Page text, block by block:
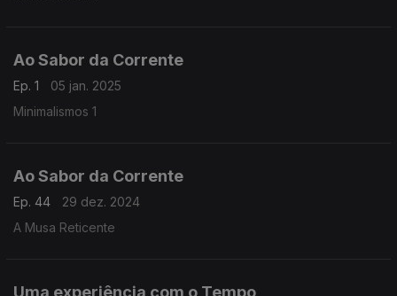
Ao Sabor da Corrente
Ep. 1
05 jan. 2025
Minimalismos 1
Ao Sabor da Corrente
Ep. 44
29 dez. 2024
A Musa Reticente
Uma experiência com o Tempo